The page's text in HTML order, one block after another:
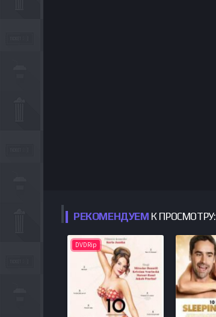
РЕКОМЕНДУЕМ К ПРОСМОТРУ:
DVDRip